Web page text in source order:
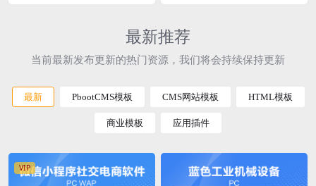
最新推荐
当前最新发布更新的热门资源，我们将会持续保持更新
最新 PbootCMS模板 CMS网站模板 HTML模板
商业模板 应用插件
VIP